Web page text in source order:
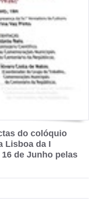
do colóquio
Lisboa da I
de Junho pelas